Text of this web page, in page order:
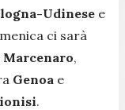
Udinese e
ci sarà
Marcenaro,
Genoa e
.